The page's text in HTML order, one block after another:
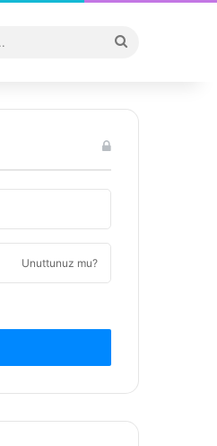
...
Unuttunuz mu?